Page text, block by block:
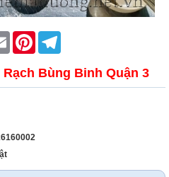
Email Pinterest
Bùng Binh Quận 3